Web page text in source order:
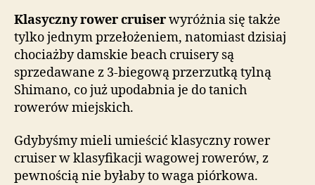
Klasyczny rower cruiserwyróżnia się także
tylko jednym przełożeniem, natomiast dzisiaj
chociażby damskie beach cruisery są
sprzedawane z 3-biegową przerzutką tylną
Shimano, co już upodabnia je do tanich
rowerów miejskich.
Gdybyśmy mieli umieścić klasyczny rower
cruiser w klasyfikacji wagowej rowerów, z
pewnością nie byłaby to waga piórkowa.